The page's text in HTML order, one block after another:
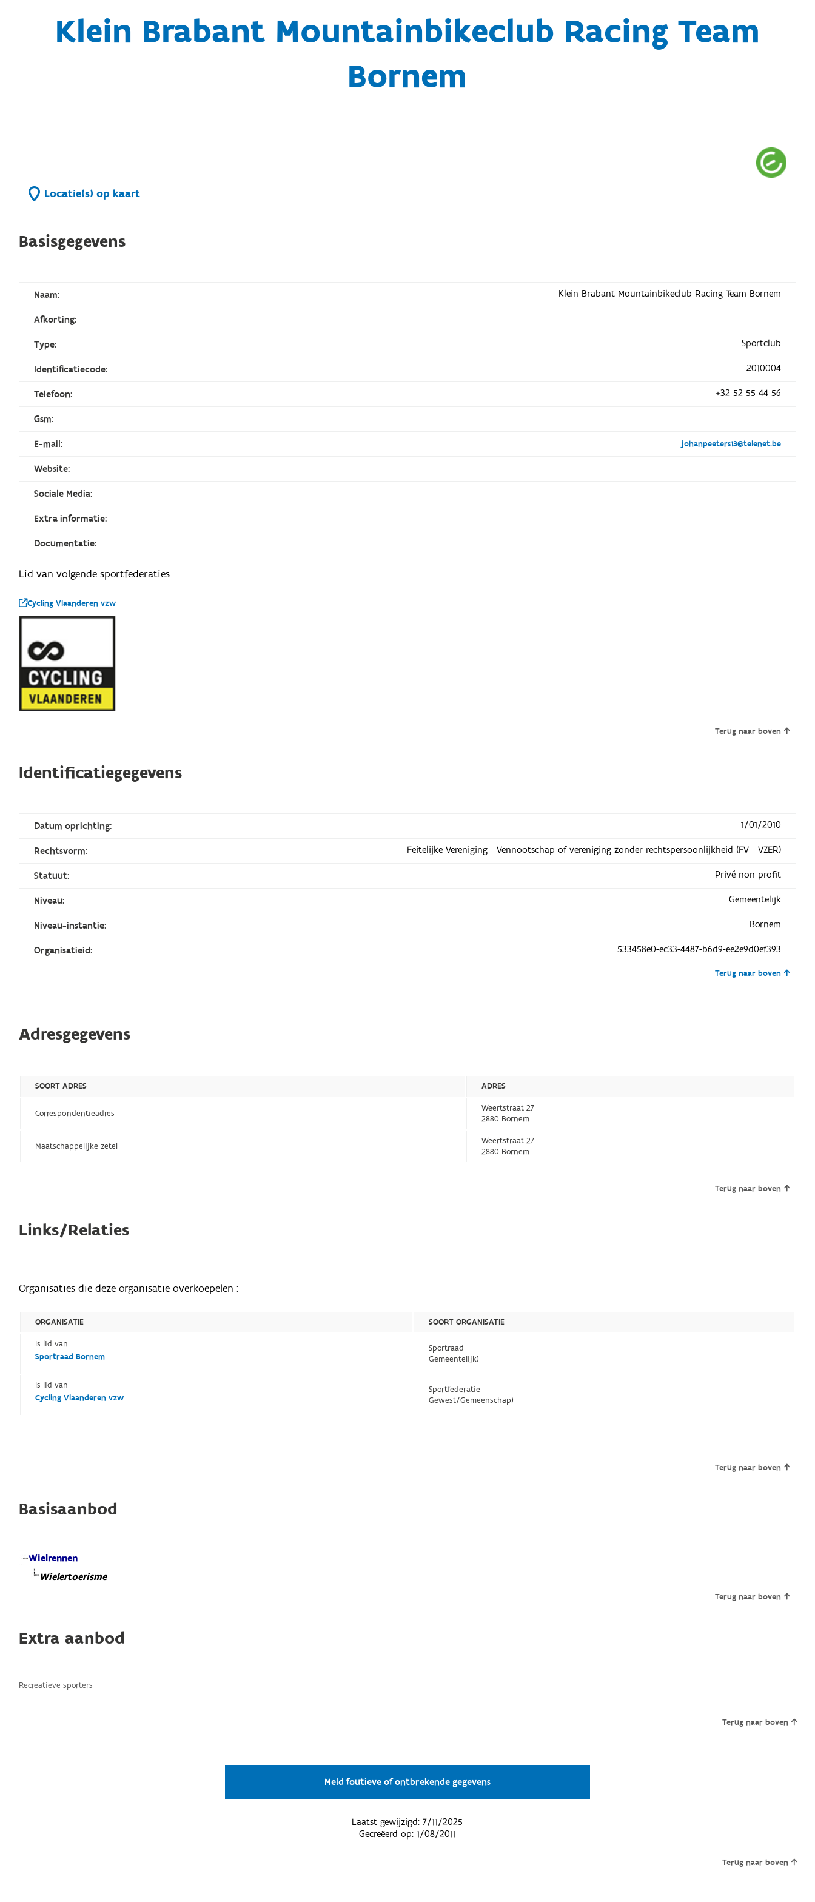
Klein Brabant Mountainbikeclub Racing Team
Bornem
Locatie(s) op kaart
Basisgegevens
Naam: Klein Brabant Mountainbikeclub Racing Team Bornem
Afkorting:
Type: Sportclub
Identificatiecode: 2010004
Telefoon: +32 52 55 44 56
Gsm:
E-mail: johanpeeters13@telenet.be
Website:
Sociale Media:
Extra informatie:
Documentatie:
Lid van volgende sportfederaties
Cycling Vlaanderen vzw
Terug naar boven
Identificatiegegevens
Datum oprichting: 1/01/2010
Rechtsvorm: Feitelijke Vereniging - Vennootschap of vereniging zonder rechtspersoonlijkheid (FV - VZER)
Statuut: Privé non-profit
Niveau: Gemeentelijk
Niveau-instantie: Bornem
Organisatieid: 533458e0-ec33-4487-b6d9-ee2e9d0ef393
Terug naar boven
Adresgegevens
SOORT ADRES ADRES
Correspondentieadres
Weertstraat 27
2880 Bornem
Maatschappelijke zetel
Weertstraat 27
2880 Bornem
Terug naar boven
Links/Relaties
Organisaties die deze organisatie overkoepelen :
ORGANISATIE
SOORT ORGANISATIE
Is lid van
Sportraad Bornem
Sportraad
Gemeentelijk)
Is lid van
Cycling Vlaanderen vzw
Sportfederatie
Gewest/Gemeenschap)
Terug naar boven
Basisaanbod
Wielrennen
Wielertoerisme
Terug naar boven
Extra aanbod
Recreatieve sporters
Terug naar boven
Meld foutieve of ontbrekende gegevens
Laatst gewijzigd:7/11/2025
Gecreëerd op: 1/08/2011
Terug naar boven